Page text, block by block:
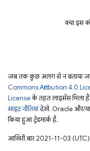
क्या इस
जब तक कुछ अलग से न बताया
Commons Attribution 4.0
Licenseके तहत लाइसेंस मिला है.
साइट नीतियांदेखें. Oracle और/या
किया हुआ ट्रेडमार्क है.
आखिरी बार 2021-11-03